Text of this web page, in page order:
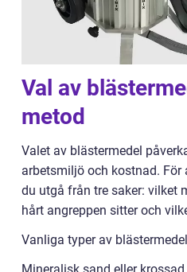
Val av
metod
Valet av blästermedel
arbetsmiljö och kostnad.
du utgå från tre saker: vilket
hårt angreppen sitter och
Vanliga typer av